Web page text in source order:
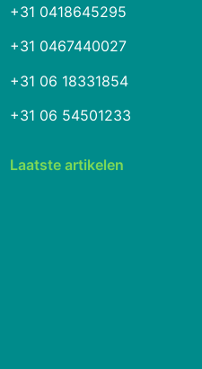
+31 0418645295
+31 0467440027
+31 06 18331854
+31 06 54501233
Laatste artikelen